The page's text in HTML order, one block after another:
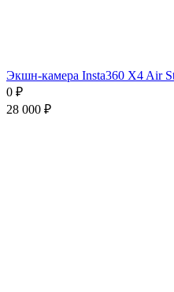
Экшн-камера Insta360 X4 Air
0 ₽
28 000 ₽